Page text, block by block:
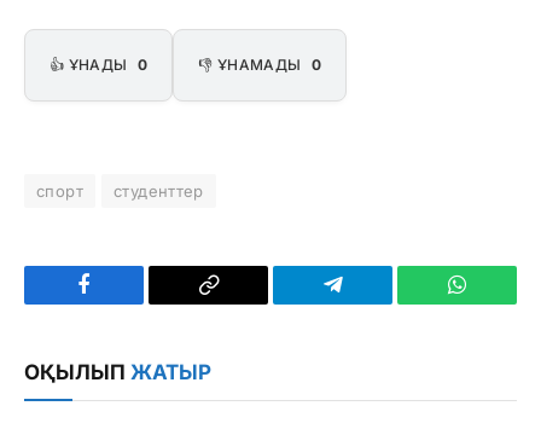
👍 ҰНАДЫ 0 👎 ҰНАМАДЫ 0
спорт студенттер
Facebook
Copy
Telegram
ОҚЫЛЫП ЖАТЫР